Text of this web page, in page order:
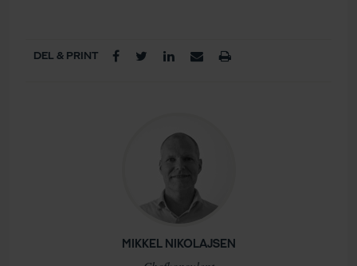
DEL & PRINT
MIKKEL NIKOLAJSEN